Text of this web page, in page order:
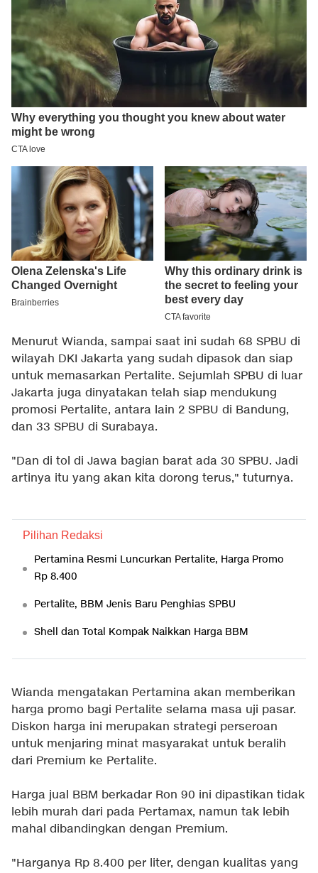
Menurut Wianda, sampai saat ini sudah 68 SPBU di
wilayah DKI Jakarta yang sudah dipasok dan siap
untuk memasarkan Pertalite. Sejumlah SPBU di luar
Jakarta juga dinyatakan telah siap mendukung
promosi Pertalite, antara lain 2 SPBU di Bandung,
dan 33 SPBU di Surabaya.
"Dan di tol di Jawa bagian barat ada 30 SPBU. Jadi
artinya itu yang akan kita dorong terus," tuturnya.
Pilihan Redaksi
Pertamina Resmi Luncurkan Pertalite, Harga Promo
Rp 8.400
Pertalite, BBM Jenis Baru Penghias SPBU
Shell dan Total Kompak Naikkan Harga BBM
Wianda mengatakan Pertamina akan memberikan
harga promo bagi Pertalite selama masa uji pasar.
Diskon harga ini merupakan strategi perseroan
untuk menjaring minat masyarakat untuk beralih
dari Premium ke Pertalite.
Harga jual BBM berkadar Ron 90 ini dipastikan tidak
lebih murah dari pada Pertamax, namun tak lebih
mahal dibandingkan dengan Premium.
"Harganya Rp 8.400 per liter, dengan kualitas yang